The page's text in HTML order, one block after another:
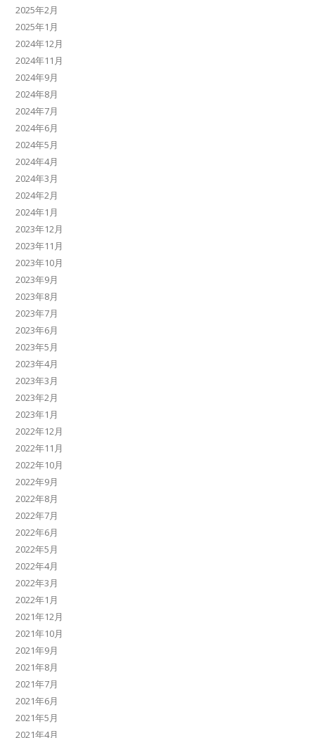
2025年2月
2025年1月
2024年12月
2024年11月
2024年9月
2024年8月
2024年7月
2024年6月
2024年5月
2024年4月
2024年3月
2024年2月
2024年1月
2023年12月
2023年11月
2023年10月
2023年9月
2023年8月
2023年7月
2023年6月
2023年5月
2023年4月
2023年3月
2023年2月
2023年1月
2022年12月
2022年11月
2022年10月
2022年9月
2022年8月
2022年7月
2022年6月
2022年5月
2022年4月
2022年3月
2022年1月
2021年12月
2021年10月
2021年9月
2021年8月
2021年7月
2021年6月
2021年5月
2021年4月